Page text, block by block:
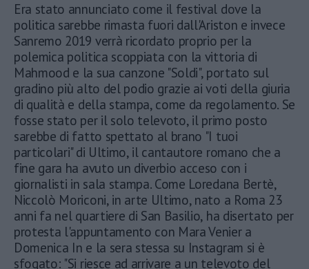
Era stato annunciato come il festival dove la
politica sarebbe rimasta fuori dall'Ariston e invece
Sanremo 2019 verrà ricordato proprio per la
polemica politica scoppiata con la vittoria di
Mahmood e la sua canzone "Soldi", portato sul
gradino più alto del podio grazie ai voti della giuria
di qualità e della stampa, come da regolamento. Se
fosse stato per il solo televoto, il primo posto
sarebbe di fatto spettato al brano "I tuoi
particolari" di Ultimo, il cantautore romano che a
fine gara ha avuto un diverbio acceso con i
giornalisti in sala stampa. Come Loredana Bertè,
Niccolò Moriconi, in arte Ultimo, nato a Roma 23
anni fa nel quartiere di San Basilio, ha disertato per
protesta l'appuntamento con Mara Venier a
Domenica In e la sera stessa su Instagram si è
sfogato: "Si riesce ad arrivare a un televoto del